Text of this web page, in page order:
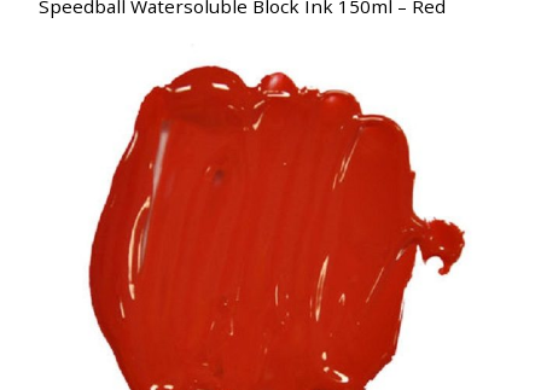
Speedball Watersoluble Block Ink 150ml – Red